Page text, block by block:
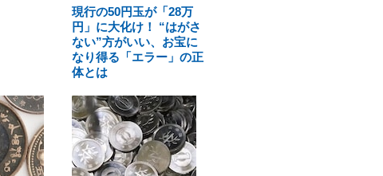
現行の50円玉が「28万
円」に大化け！ “はがさ
ない”方がいい、お宝に
なり得る「エラー」の正
体とは